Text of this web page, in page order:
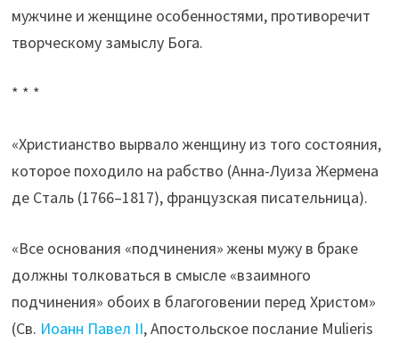
мужчине и женщине особенностями, противоречит
творческому замыслу Бога.
* * *
«Христианство вырвало женщину из того состояния,
которое походило на рабство (Анна-Луиза Жермена
де Сталь (1766–1817), французская писательница).
«Все основания «подчинения» жены мужу в браке
должны толковаться в смысле «взаимного
подчинения» обоих в благоговении перед Христом»
(Св. Иоанн Павел II, Апостольское послание Mulieris